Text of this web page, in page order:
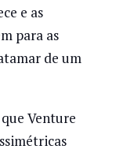
e as
para as
de um
Venture